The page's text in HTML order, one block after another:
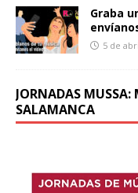
Graba
5 de
JORNADAS MUSSA:
SALAMANCA